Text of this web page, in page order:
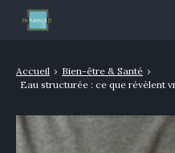
Accueil › Bien-être & Santé ›
Eau structurée : ce que révèlent
Bien-être & Santé
Nutrition